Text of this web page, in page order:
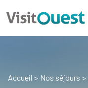
Accueil > Nos séjours >